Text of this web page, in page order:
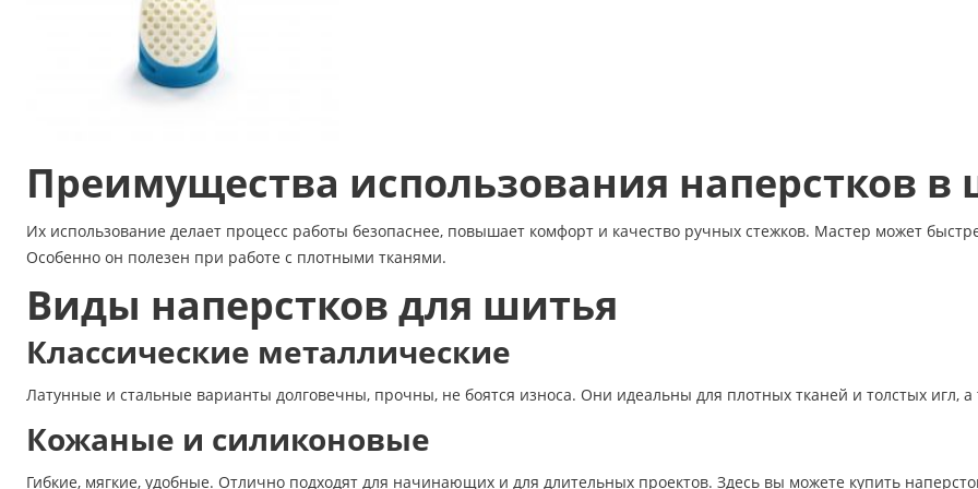
Преимущества использования наперстков в
Их использование делает процесс работы безопаснее, повышает комфорт и качество ручных стежков. Мастер может
Особенно он полезен при работе с плотными тканями.
Виды наперстков для шитья
Классические металлические
Латунные и стальные варианты долговечны, прочны, не боятся износа. Они идеальны для плотных тканей и толстых игл,
Кожаные и силиконовые
Гибкие, мягкие, удобные. Отлично подходят для начинающих и для длительных проектов. Здесь вы можете купить